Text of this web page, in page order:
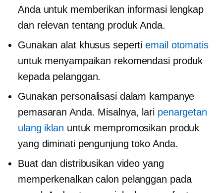
Anda untuk memberikan informasi lengkap
dan relevan tentang produk Anda.
Gunakan alat khusus sepertiemail otomatis
untuk menyampaikan rekomendasi produk
kepada pelanggan.
Gunakan personalisasi dalam kampanye
pemasaran Anda. Misalnya, lari penargetan
ulang iklan untuk mempromosikan produk
yang diminati pengunjung toko Anda.
Buat dan distribusikan video yang
memperkenalkan calon pelanggan pada